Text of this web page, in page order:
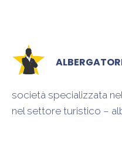
società specializzata
nel settore turistico –